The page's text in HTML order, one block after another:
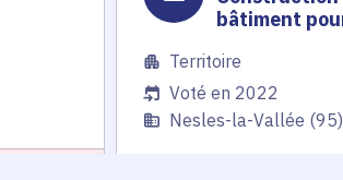
bâtiment
Territoire
Voté en 2022
Nesles-la-Vallée (95)